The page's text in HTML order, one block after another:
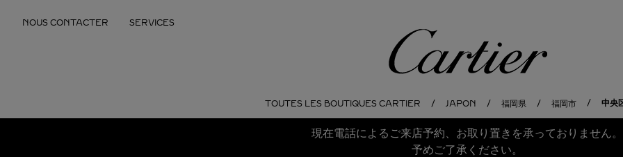
NOUS CONTACTER SERVICES
Cartier
TOUTES LES BOUTIQUES CARTIER JAPON 福岡県 福岡市 中央
現在電話によるご来店予約、お取り置きを承っておりません。
予めご了承ください。